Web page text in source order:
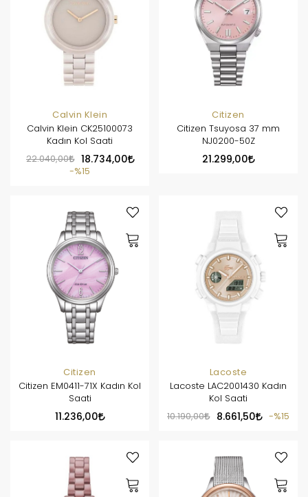
Calvin Klein
Calvin Klein CK25100073
Kadın Kol Saati
22.040,00
18.734,00
%15
Citizen
Citizen Tsuyosa 37 mm
NJ0200-50Z
21.299,00
Citizen
Citizen EM0411-71X Kadın Kol
Saati
11.236,00
Lacoste
Lacoste LAC2001430 Kadın
Kol Saati
10.190,00
8.661,50 %15